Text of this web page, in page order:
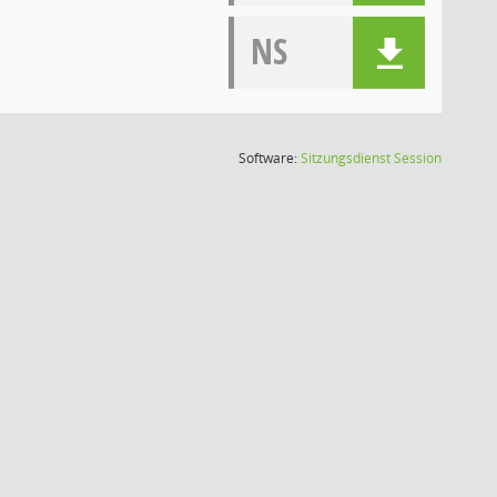
NS
Software:SitzungsdienstSession(Wird in